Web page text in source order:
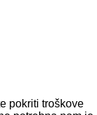
pokriti troškove